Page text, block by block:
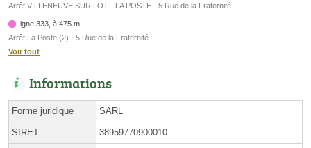
Arrêt VILLENEUVE SUR LOT - LA POSTE - 5 Rue de la Fraternité
Ligne 333, à 475 m
Arrêt La Poste (2) - 5 Rue de la Fraternité
Voir tout
Informations
Forme juridique SARL
SIRET 38959770900010